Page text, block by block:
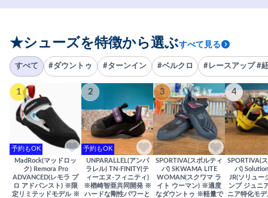
★シューズを特徴から選ぶすべて見る
すべて #ダウントゥ #ターンイン #ベルクロ #レースアップ #
1
予約もOK
MadRock(マッドロッ
ク) Remora Pro
ADVANCED(レモラ プ
ロ アドバンスト) ※限
定リミテッドモデル ※
2
予約もOK
UNPARALLEL(アンパ
ラレル) TN-FINITY(テ
ィーエヌ-フィニティ)
※楢崎智亜共同開発 ※
ハードな剛性パワーと
3
SPORTIVA(スポルティ
バ) SKWAMA LITE
WOMAN(スクワマ ラ
イト ウーマン) ※適度
なダウントゥ ※軽量で
4
SPORTIVA(
バ)
JR(ソリュー
ンプ ジュニ
ニア特化モ